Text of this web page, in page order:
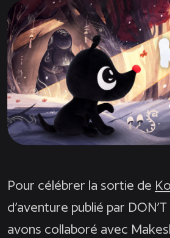
Pour célébrer la sortie de
d’aventure publié par
avons collaboré avec